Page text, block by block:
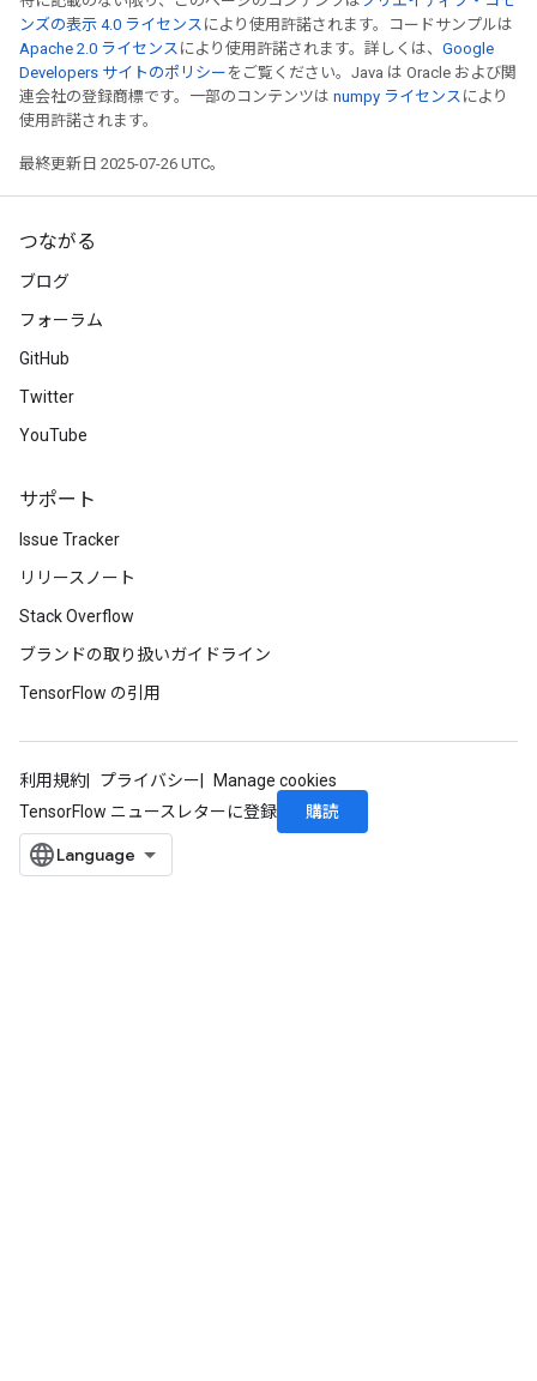
ンズの表示 4.0 ライセンス により使用許諾されます。コードサンプルは
Apache 2.0 ライセンス により使用許諾されます。詳しくは、 Google
Developers サイトのポリシー をご覧ください。Java は Oracle および関
連会社の登録商標です。一部のコンテンツは numpy ライセンス により
使用許諾されます。
最終更新日 2025-07-26 UTC。
つながる
ブログ
フォーラム
GitHub
Twitter
YouTube
サポート
Issue Tracker
リリースノート
Stack Overflow
ブランドの取り扱いガイドライン
TensorFlow の引用
利用規約 プライバシー
Manage cookies
TensorFlow ニュースレターに登録
購読